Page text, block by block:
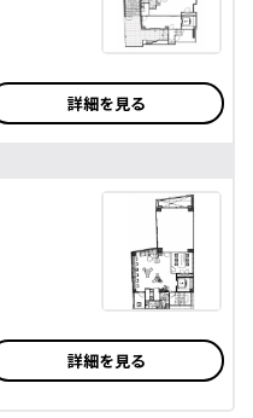
詳細を見る
詳細を見る